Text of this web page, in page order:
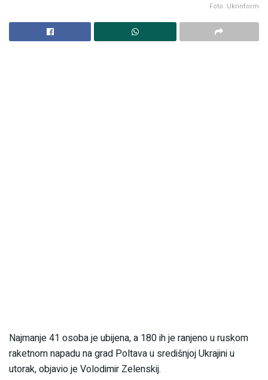
Foto: Ukrinform
Najmanje 41 osoba je ubijena, a 180 ih je ranjeno u ruskom
raketnom napadu na grad Poltava u središnjoj Ukrajini u
utorak, objavio je Volodimir Zelenskij.